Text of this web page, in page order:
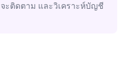
ะติดตาม และวิเคราะห์บัญชี